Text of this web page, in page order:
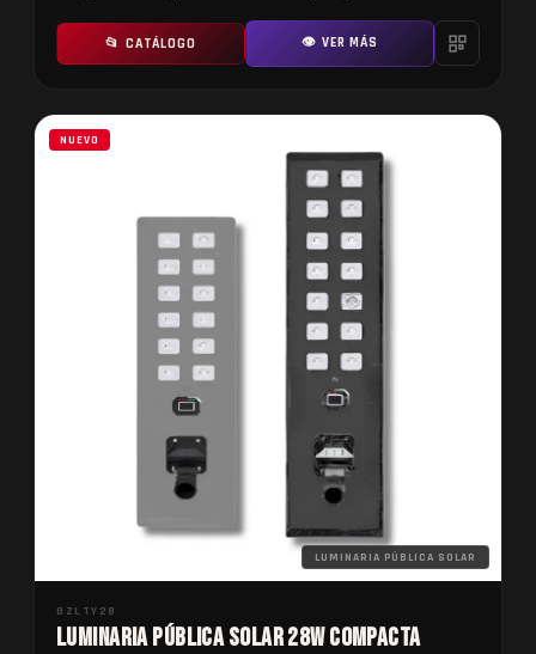
📂 CATÁLOGO 👁 VER MÁS
NUEVO
LUMINARIA PÚBLICA SOLAR
GZLTY28
Luminaria Pública Solar 28W Compacta